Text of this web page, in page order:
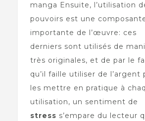
manga Ensuite, l’utilisation
pouvoirs est une
importante de l’œuvre: ces
derniers sont utilisés de
très originales, et de par le
qu’il faille utiliser de l’argent
les mettre en pratique à
utilisation, un sentiment de
stress s’empare du lecteur